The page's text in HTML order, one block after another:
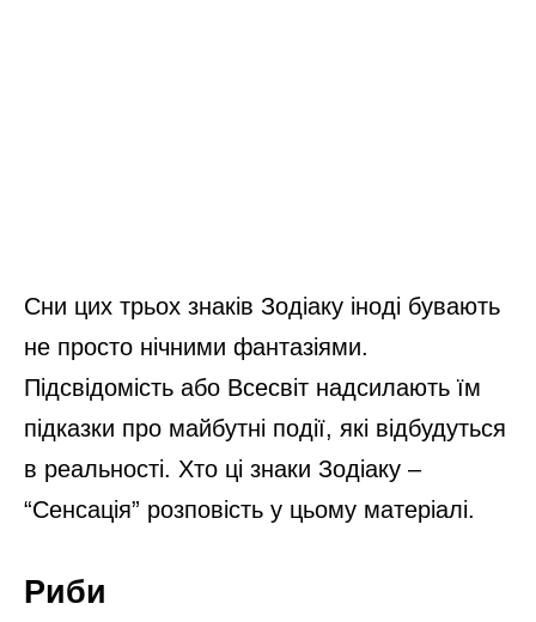
Сни цих трьох знаків Зодіаку іноді бувають
не просто нічними фантазіями.
Підсвідомість або Всесвіт надсилають їм
підказки про майбутні події, які відбудуться
в реальності. Хто ці знаки Зодіаку –
“Сенсація” розповість у цьому матеріалі.
Риби